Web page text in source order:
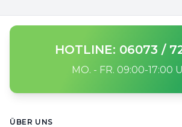
HOTLINE: 06073 /
MO. - FR. 09:00-17:00
ÜBER UNS